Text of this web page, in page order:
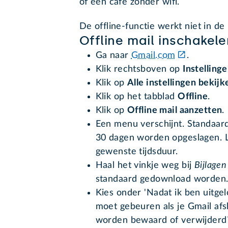
of een café zonder wifi.
De offline-functie werkt niet in de
Offline mail
Ga naar Gmail.com
.
Klik rechtsboven op
Klik op Alle instellingen
Klik op het tabbladOffline.
Klik op Offline mail aanzetten.
Een menu verschijnt.
30 dagen worden
gewenste tijdsduur.
Haal het vinkje weg bij
standaard gedownload worden.
Kies onder 'Nadat ik ben
moet gebeuren als je Gmail
worden bewaard of